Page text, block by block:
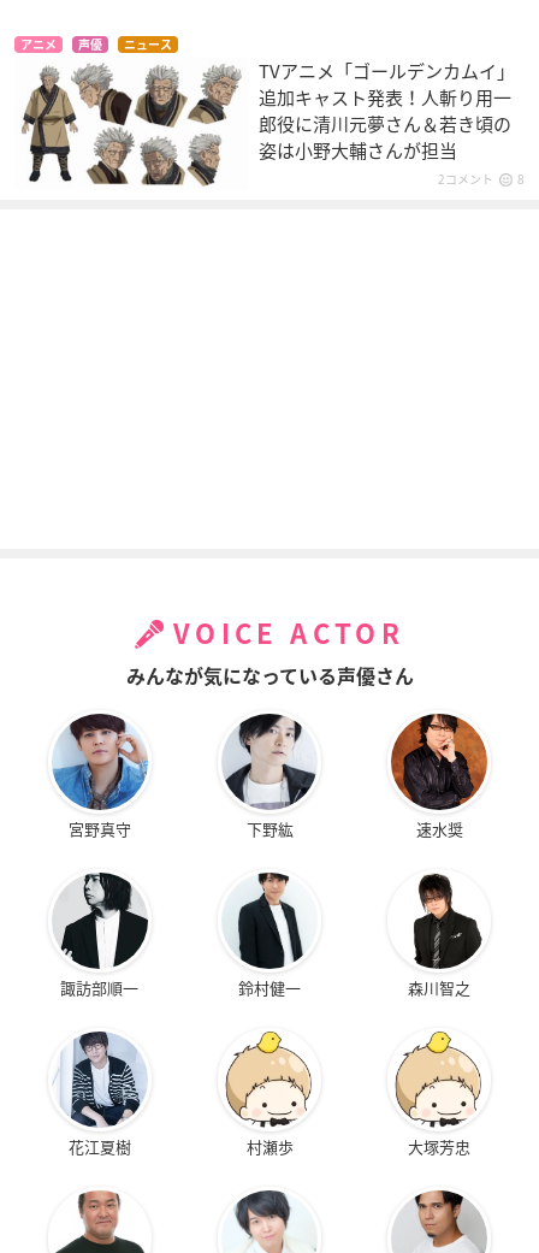
ノーマン・バーグ
イヴの時間
アニメ 声優 ニュース
TVアニメ「ゴールデンカムイ」
追加キャスト発表！人斬り用一
郎役に清川元夢さん＆若き頃の
姿は小野大輔さんが担当
2コメント 8
VOICE ACTOR
みんなが気になっている声優さん
宮野真守 下野紘 速水奨
諏訪部順一 鈴村健一 森川智之
花江夏樹 村瀬歩 大塚芳忠